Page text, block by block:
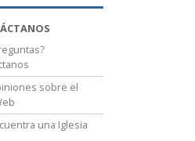
sobre el
una Iglesia